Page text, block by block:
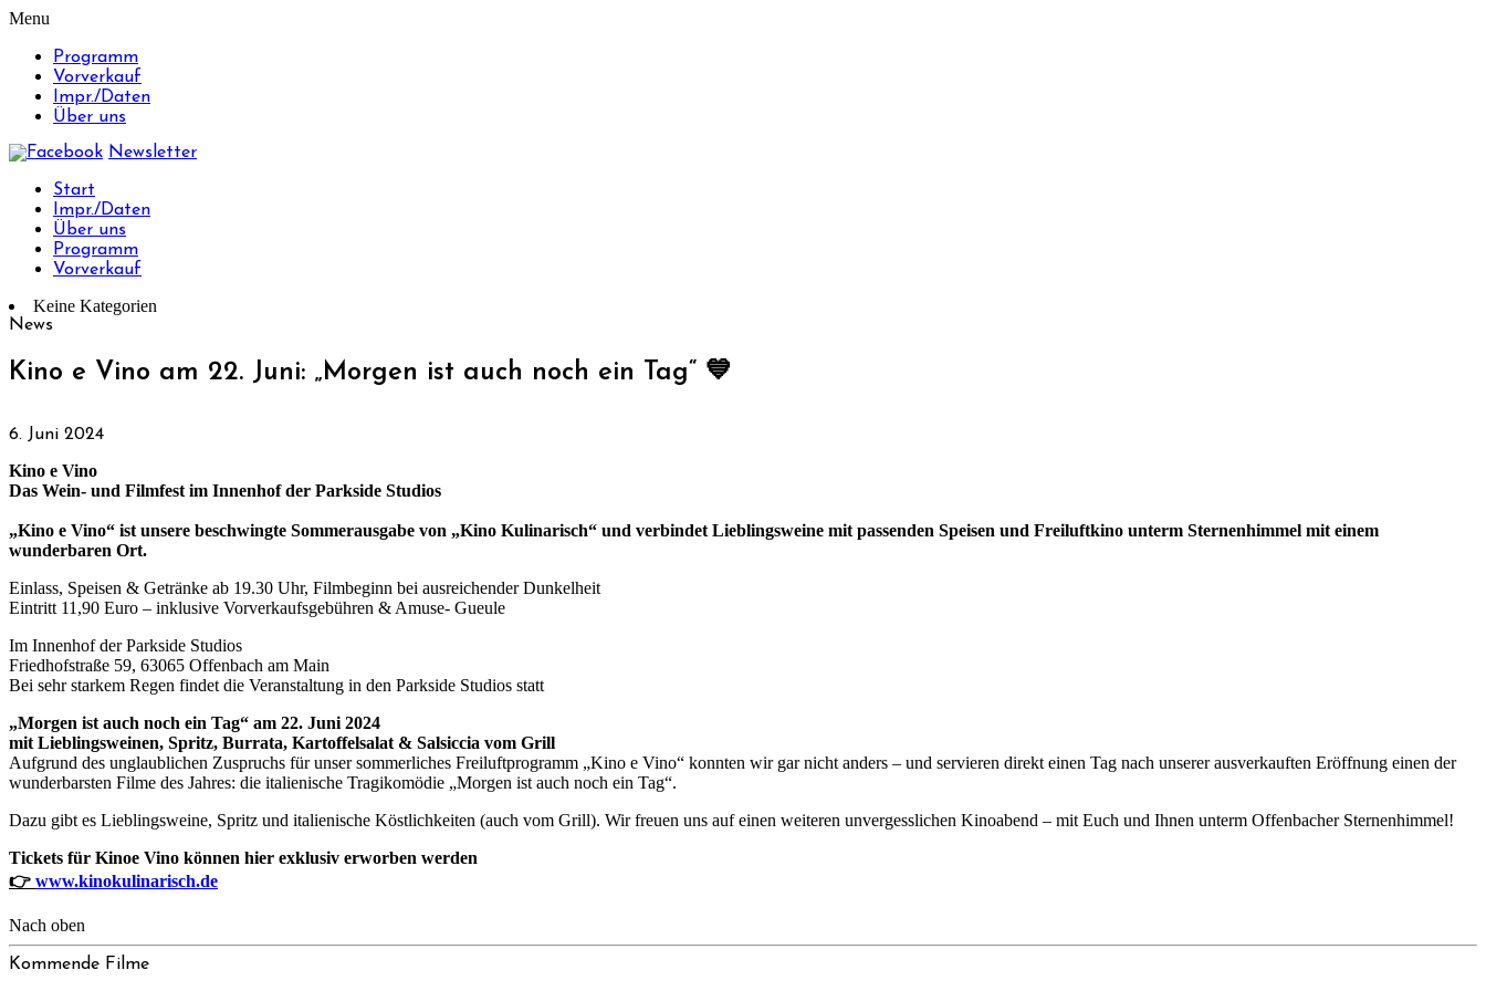
Menu
Programm
Vorverkauf
Impr./Daten
Über uns
Newsletter
Start
Impr./Daten
Über uns
Programm
Vorverkauf
Keine Kategorien
News
Kino e Vino am 22. Juni: „Morgen ist auch noch ein Tag“ 💙
6. Juni 2024
Kino e Vino
Das Wein- und Filmfest im Innenhof der Parkside Studios
„Kino e Vino“ ist unsere beschwingte Sommerausgabe von „Kino Kulinarisch“ und verbindet Lieblingsweine mit passenden Speisen und Freiluftkino unterm Sternenhimmel mit einem
wunderbaren Ort.
Einlass, Speisen & Getränke ab 19.30 Uhr, Filmbeginn bei ausreichender Dunkelheit
Eintritt 11,90 Euro – inklusive Vorverkaufsgebühren & Amuse- Gueule
Im Innenhof der Parkside Studios
Friedhofstraße 59, 63065 Offenbach am Main
Bei sehr starkem Regen findet die Veranstaltung in den Parkside Studios statt
„Morgen ist auch noch ein Tag“ am 22. Juni 2024
mit Lieblingsweinen, Spritz, Burrata, Kartoffelsalat & Salsiccia vom Grill
Aufgrund des unglaublichen Zuspruchs für unser sommerliches Freiluftprogramm „Kino e Vino“ konnten wir gar nicht anders – und servieren direkt einen Tag nach unserer ausverkauften Eröffnung einen der
wunderbarsten Filme des Jahres: die italienische Tragikomödie „Morgen ist auch noch ein Tag“.
Dazu gibt es Lieblingsweine, Spritz und italienische Köstlichkeiten (auch vom Grill). Wir freuen uns auf einen weiteren unvergesslichen Kinoabend – mit Euch und Ihnen unterm Offenbacher Sternenhimmel!
Tickets für Kinoe Vino können hier exklusiv erworben werden
👉 www.kinokulinarisch.de
Nach oben
Kommende Filme